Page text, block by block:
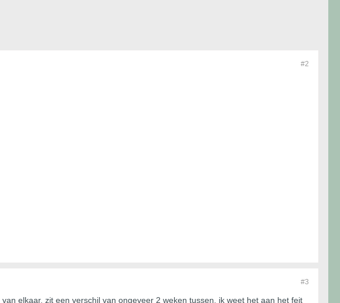
#2
#3
elkaar, zit een verschil van ongeveer 2 weken tussen, ik weet het aan het feit